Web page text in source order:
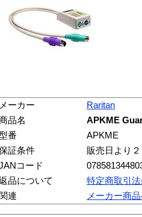
メーカー
Raritan
品名
APKME
番
APKME
証条件
販売日より
コード
品について
特定商取引
関連
メーカー商